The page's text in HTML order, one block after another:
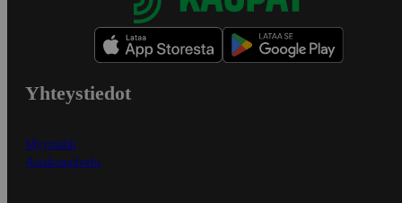
Yhteystiedot
Myymälät
Asiakaspalvelu